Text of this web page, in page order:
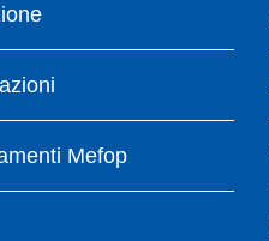
Mefop